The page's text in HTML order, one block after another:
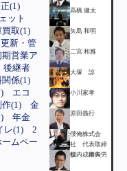
(1)
ット
買取(1)
新・管
期営業ア
後継者
関係(1)
エコ
(1)
金
年金
レ(1)
2
ームペー
高橋 健太
矢島 和明
二宮 和雅
大塚 諒
小川家孝
原田義行
僕俺株式会
社 代表取締
役 成田幹男
舘内 孝夫